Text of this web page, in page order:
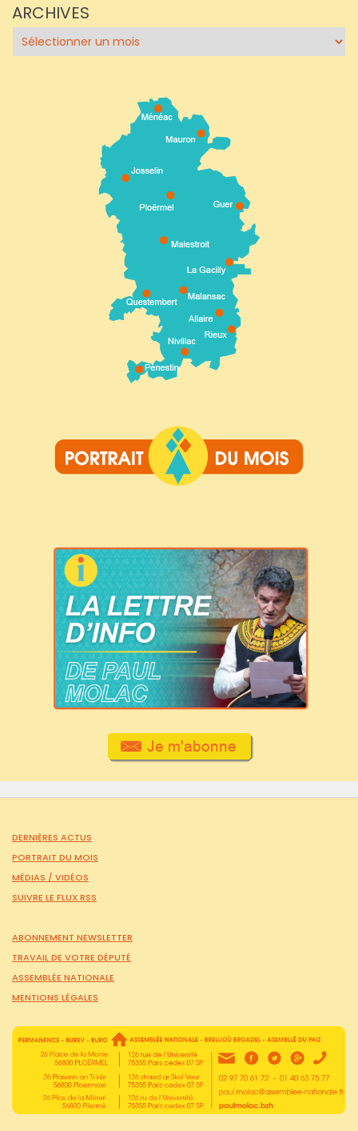
ARCHIVES
Archives
DERNIÈRES ACTUS
PORTRAIT DU MOIS
MÉDIAS / VIDÉOS
SUIVRE LE FLUX RSS
ABONNEMENT NEWSLETTER
TRAVAIL DE VOTRE DÉPUTÉ
ASSEMBLÉE NATIONALE
MENTIONS LÉGALES